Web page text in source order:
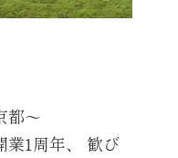
都～
業1周年、 歓び